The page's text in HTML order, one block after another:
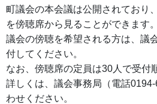
町議会の本会議は公開されており
を傍聴席から見ることができます。
議会の傍聴を希望される方は、議
付してください。
なお、傍聴席の定員は30人で受付
詳しくは、議会事務局（電話
わせください。